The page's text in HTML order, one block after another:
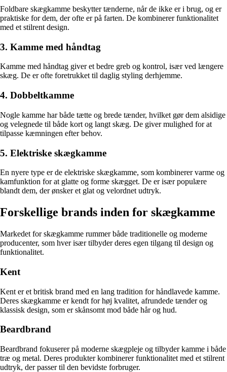
Foldbare skægkamme beskytter tænderne, når de ikke er i brug, og er
praktiske for dem, der ofte er på farten. De kombinerer funktionalitet
med et stilrent design.
3. Kamme med håndtag
Kamme med håndtag giver et bedre greb og kontrol, især ved længere
skæg. De er ofte foretrukket til daglig styling derhjemme.
4. Dobbeltkamme
Nogle kamme har både tætte og brede tænder, hvilket gør dem alsidige
og velegnede til både kort og langt skæg. De giver mulighed for at
tilpasse kæmningen efter behov.
5. Elektriske skægkamme
En nyere type er de elektriske skægkamme, som kombinerer varme og
kamfunktion for at glatte og forme skægget. De er især populære
blandt dem, der ønsker et glat og velordnet udtryk.
Forskellige brands inden for skægkamme
Markedet for skægkamme rummer både traditionelle og moderne
producenter, som hver især tilbyder deres egen tilgang til design og
funktionalitet.
Kent
Kent er et britisk brand med en lang tradition for håndlavede kamme.
Deres skægkamme er kendt for høj kvalitet, afrundede tænder og
klassisk design, som er skånsomt mod både hår og hud.
Beardbrand
Beardbrand fokuserer på moderne skægpleje og tilbyder kamme i både
træ og metal. Deres produkter kombinerer funktionalitet med et stilrent
udtryk, der passer til den bevidste forbruger.